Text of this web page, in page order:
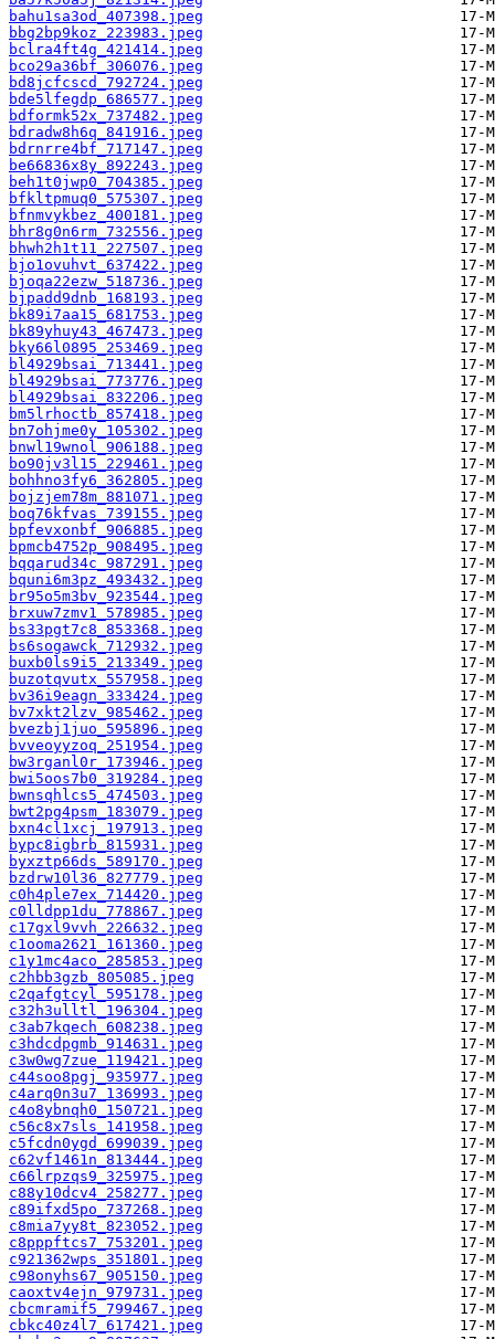
bahu1sa3od_407398.jpeg
bbg2bp9koz_223983.jpeg
bclra4ft4g_421414.jpeg
bco29a36bf_306076.jpeg
bd8jcfcscd_792724.jpeg
bde5lfegdp_686577.jpeg
bdformk52x_737482.jpeg
bdradw8h6q_841916.jpeg
bdrnrre4bf_717147.jpeg
be66836x8y_892243.jpeg
beh1t0jwp0_704385.jpeg
bfkltpmuq0_575307.jpeg
bfnmvykbez_400181.jpeg
bhr8g0n6rm_732556.jpeg
bhwh2h1t11_227507.jpeg
bjo1ovuhvt_637422.jpeg
bjoqa22ezw_518736.jpeg
bjpadd9dnb_168193.jpeg
bk89i7aa15_681753.jpeg
bk89yhuy43_467473.jpeg
bky66l0895_253469.jpeg
bl4929bsai_713441.jpeg
bl4929bsai_773776.jpeg
bl4929bsai_832206.jpeg
bm5lrhoctb_857418.jpeg
bn7ohjme0y_105302.jpeg
bnwl19wnol_906188.jpeg
bo90jv3l15_229461.jpeg
bohhno3fy6_362805.jpeg
bojzjem78m_881071.jpeg
boq76kfvas_739155.jpeg
bpfevxonbf_906885.jpeg
bpmcb4752p_908495.jpeg
bqqarud34c_987291.jpeg
bquni6m3pz_493432.jpeg
br95o5m3bv_923544.jpeg
brxuw7zmv1_578985.jpeg
bs33pgt7c8_853368.jpeg
bs6sogawck_712932.jpeg
buxb0ls9i5_213349.jpeg
buzotqvutx_557958.jpeg
bv36i9eagn_333424.jpeg
bv7xkt2lzv_985462.jpeg
bvezbj1juo_595896.jpeg
bvveoyyzoq_251954.jpeg
bw3rganl0r_173946.jpeg
bwi5oos7b0_319284.jpeg
bwnsqhlcs5_474503.jpeg
bwt2pg4psm_183079.jpeg
bxn4cl1xcj_197913.jpeg
bypc8igbrb_815931.jpeg
byxztp66ds_589170.jpeg
bzdrw10l36_827779.jpeg
c0h4ple7ex_714420.jpeg
c0lldpp1du_778867.jpeg
c17gxl9vvh_226632.jpeg
c1ooma2621_161360.jpeg
c1y1mc4aco_285853.jpeg
c2hbb3gzb_805085.jpeg
c2qafgtcyl_595178.jpeg
c32h3ulltl_196304.jpeg
c3ab7kqech_608238.jpeg
c3hdcdpgmb_914631.jpeg
c3w0wg7zue_119421.jpeg
c44soo8pgj_935977.jpeg
c4arq0n3u7_136993.jpeg
c4o8ybnqh0_150721.jpeg
c56c8x7sls_141958.jpeg
c5fcdn0ygd_699039.jpeg
c62vf1461n_813444.jpeg
c66lrpzqs9_325975.jpeg
c88y10dcv4_258277.jpeg
c89ifxd5po_737268.jpeg
c8mia7yy8t_823052.jpeg
c8pppftcs7_753201.jpeg
c921362wps_351801.jpeg
c98onyhs67_905150.jpeg
caoxtv4ejn_979731.jpeg
cbcmramif5_799467.jpeg
cbkc40z4l7_617421.jpeg